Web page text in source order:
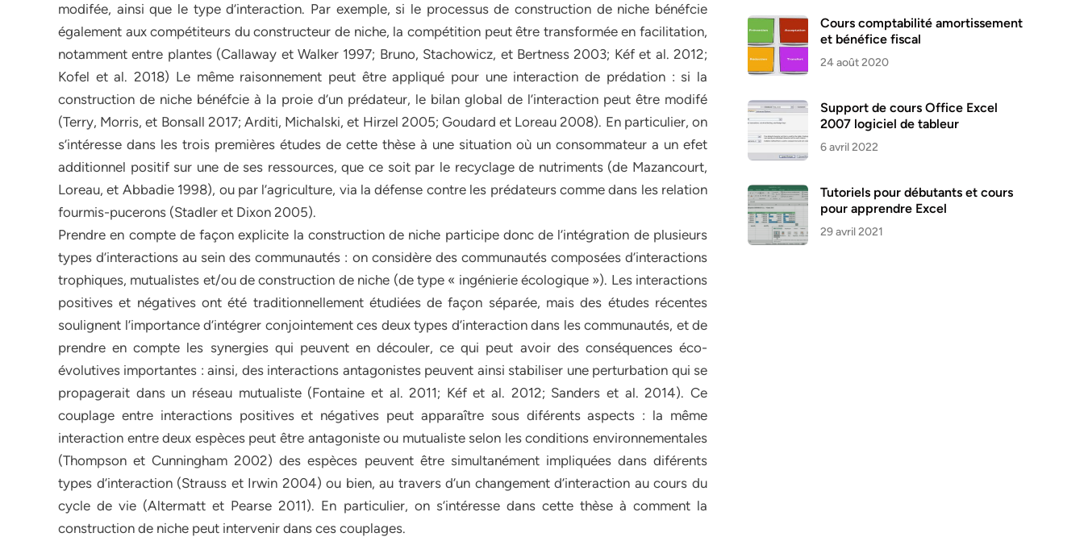
modifée, ainsi que le type d’interaction. Par exemple, si le processus de construction de niche bénéfcie
également aux compétiteurs du constructeur de niche, la compétition peut être transformée en facilitation,
notamment entre plantes (Callaway et Walker 1997; Bruno, Stachowicz, et Bertness 2003; Kéf et al. 2012;
Kofel et al. 2018) Le même raisonnement peut être appliqué pour une interaction de prédation : si la
construction de niche bénéfcie à la proie d’un prédateur, le bilan global de l’interaction peut être modifé
(Terry, Morris, et Bonsall 2017; Arditi, Michalski, et Hirzel 2005; Goudard et Loreau 2008). En particulier, on
s’intéresse dans les trois premières études de cette thèse à une situation où un consommateur a un efet
additionnel positif sur une de ses ressources, que ce soit par le recyclage de nutriments (de Mazancourt,
Loreau, et Abbadie 1998), ou par l’agriculture, via la défense contre les prédateurs comme dans les relation
fourmis-pucerons (Stadler et Dixon 2005).
Prendre en compte de façon explicite la construction de niche participe donc de l’intégration de plusieurs
types d’interactions au sein des communautés : on considère des communautés composées d’interactions
trophiques, mutualistes et/ou de construction de niche (de type « ingénierie écologique »). Les interactions
positives et négatives ont été traditionnellement étudiées de façon séparée, mais des études récentes
soulignent l’importance d’intégrer conjointement ces deux types d’interaction dans les communautés, et de
prendre en compte les synergies qui peuvent en découler, ce qui peut avoir des conséquences éco-
évolutives importantes : ainsi, des interactions antagonistes peuvent ainsi stabiliser une perturbation qui se
propagerait dans un réseau mutualiste (Fontaine et al. 2011; Kéf et al. 2012; Sanders et al. 2014). Ce
couplage entre interactions positives et négatives peut apparaître sous diférents aspects : la même
interaction entre deux espèces peut être antagoniste ou mutualiste selon les conditions environnementales
(Thompson et Cunningham 2002) des espèces peuvent être simultanément impliquées dans diférents
types d’interaction (Strauss et Irwin 2004) ou bien, au travers d’un changement d’interaction au cours du
cycle de vie (Altermatt et Pearse 2011). En particulier, on s’intéresse dans cette thèse à comment la
construction de niche peut intervenir dans ces couplages.
Cours comptabilité amortissement
et bénéfice fiscal
24 août 2020
Support de cours Office Excel
2007 logiciel de tableur
6 avril 2022
Tutoriels pour débutants et cours
pour apprendre Excel
29 avril 2021